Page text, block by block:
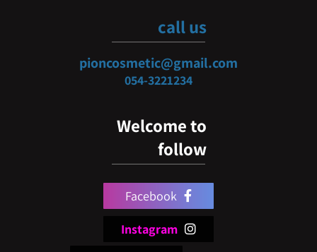
call us
pioncosmetic@gmail.com
054-3221234
Welcome to
follow
Facebook
Instagram